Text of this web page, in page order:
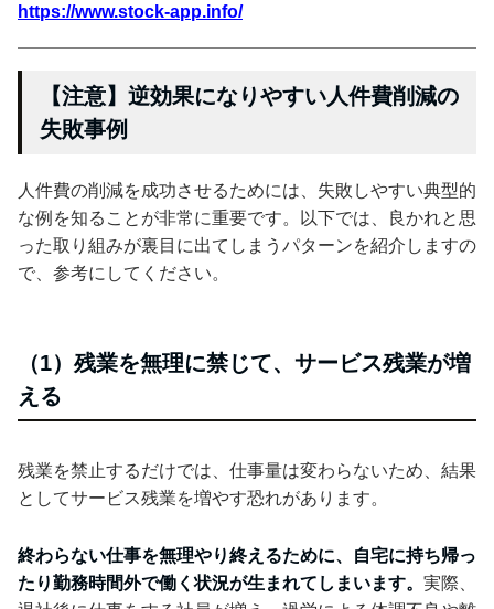
https://www.stock-app.info/
【注意】逆効果になりやすい人件費削減の
失敗事例
人件費の削減を成功させるためには、失敗しやすい典型的
な例を知ることが非常に重要です。以下では、良かれと思
った取り組みが裏目に出てしまうパターンを紹介しますの
で、参考にしてください。
（1）残業を無理に禁じて、サービス残業が増
える
残業を禁止するだけでは、仕事量は変わらないため、結果
としてサービス残業を増やす恐れがあります。
終わらない仕事を無理やり終えるために、自宅に持ち帰っ
たり勤務時間外で働く状況が生まれてしまいます。 実際、